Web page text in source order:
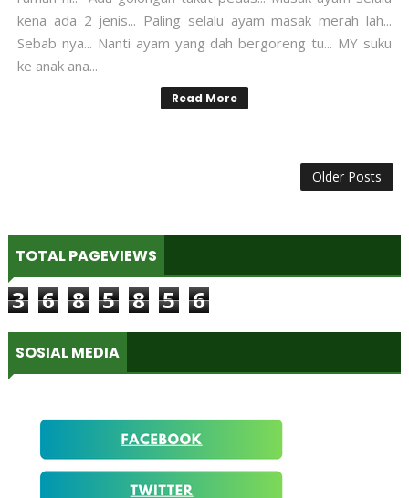
kena ada 2 jenis... Paling selalu ayam masak merah lah...
Sebab nya... Nanti ayam yang dah bergoreng tu... MY suku
ke anak ana...
Read More
Older Posts
TOTAL PAGEVIEWS
3 6 8 5 8 5 6
SOSIAL MEDIA